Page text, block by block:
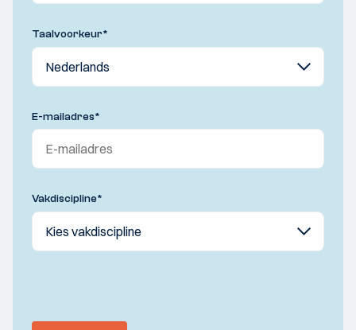
Taalvoorkeur*
E-mailadres*
Vakdiscipline*